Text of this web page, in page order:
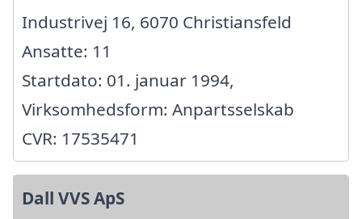
Industrivej 16, 6070 Christiansfeld
Ansatte: 11
Startdato: 01. januar 1994,
Virksomhedsform: Anpartsselskab
CVR: 17535471
Dall VVS ApS